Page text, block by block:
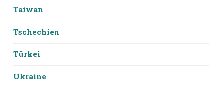
Taiwan
Tschechien
Türkei
Ukraine